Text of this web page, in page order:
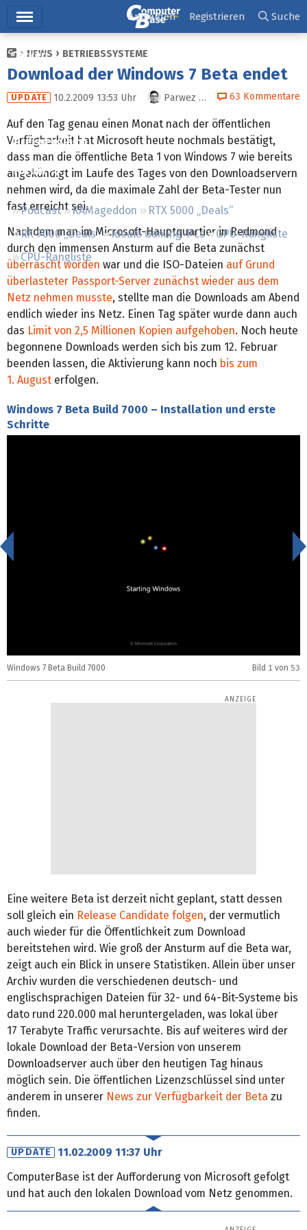
Ticker
Tests
Preisvergleich
Forum
Podcast RAMageddon
RTX 5000 „Deals“
RX 9000 „Deals“
Ideale Gaming-PCs
GPU-Rangliste
CPU-Rangliste
Anmelden Registrieren Suche
NEWS BETRIEBSSYSTEME
Download der Windows 7 Beta endet
UPDATE 10.2.2009 13:53 Uhr Parwez Farsan 63 Kommentare
Auf den Tag genau einen Monat nach der öffentlichen
Verfügbarkeit hat Microsoft heute nochmals bestätigt,
dass man die öffentliche Beta 1 von Windows 7 wie bereits
angekündigt im Laufe des Tages von den Downloadservern
nehmen wird, da die maximale Zahl der Beta-Tester nun
fast erreicht sei.
Nachdem man im Microsoft-Hauptquartier in Redmond
durch den immensen Ansturm auf die Beta zunächst
überrascht worden war und die ISO-Dateien auf Grund
überlasteter Passport-Server zunächst wieder aus dem
Netz nehmen musste, stellte man die Downloads am Abend
endlich wieder ins Netz. Einen Tag später wurde dann auch
das Limit von 2,5 Millionen Kopien aufgehoben. Noch heute
begonnene Downloads werden sich bis zum 12. Februar
beenden lassen, die Aktivierung kann noch bis zum
1. August erfolgen.
Windows 7 Beta Build 7000 – Installation und erste
Schritte
Windows 7 Beta Build 7000 Bild 1 von 53
<
Eine weitere Beta ist derzeit nicht geplant, statt dessen
soll gleich ein Release Candidate folgen, der vermutlich
auch wieder für die Öffentlichkeit zum Download
bereitstehen wird. Wie groß der Ansturm auf die Beta war,
zeigt auch ein Blick in unsere Statistiken. Allein über unser
Archiv wurden die verschiedenen deutsch- und
englischsprachigen Dateien für 32- und 64-Bit-Systeme bis
dato rund 220.000 mal heruntergeladen, was lokal über
17 Terabyte Traffic verursachte. Bis auf weiteres wird der
lokale Download der Beta-Version von unserem
Downloadserver auch über den heutigen Tag hinaus
möglich sein. Die öffentlichen Lizenzschlüssel sind unter
anderem in unserer News zur Verfügbarkeit der Beta zu
finden.
UPDATE
11.02.2009 11:37 Uhr
ComputerBase ist der Aufforderung von Microsoft gefolgt
und hat auch den lokalen Download vom Netz genommen.